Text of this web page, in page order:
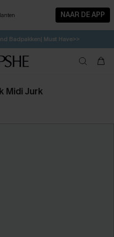
NAAR DE APP
| Tot 50% korting>>
Badpakken| Must Have>>
tot 15% korting>>
| CODE: SW15
Midi Jurk